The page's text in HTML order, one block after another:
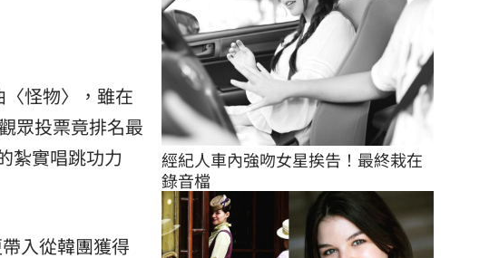
怪物〉，雖在
眾投票竟排名最
紮實唱跳功力
入從韓團獲得
經紀人車內強吻女星挨告！最終栽在
錄音檔